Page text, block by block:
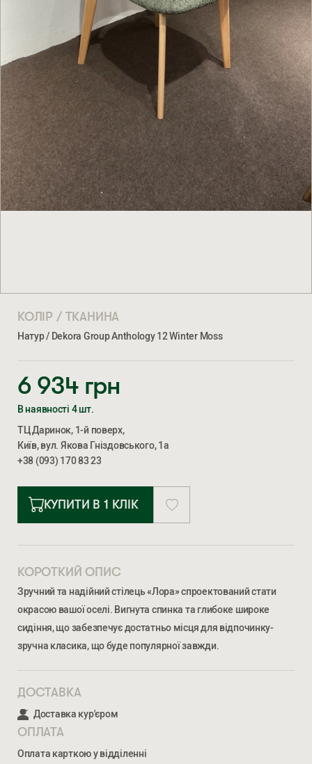
КОЛІР / ТКАНИНА
Натур / Dekora Group Anthology 12 Winter Moss
6 934 грн
В наявності 4 шт.
ТЦ Даринок, 1-й поверх,
Київ, вул. Якова Гніздовського, 1а
+38 (093) 170 83 23
КУПИТИ В 1 КЛІК
КОРОТКИЙ ОПИС
Зручний та надійний стілець «Лора» спроектований стати
окрасою вашої оселі. Вигнута спинка та глибоке широке
сидіння, що забезпечує достатньо місця для відпочинку-
зручна класика, що буде популярної завжди.
ДОСТАВКА
Доставка кур'єром
ОПЛАТА
Оплата карткою у відділенні
Ми відкриті для співпраці з компаніями, які займаються
облаштуванням житлової та комерційної нерухомості